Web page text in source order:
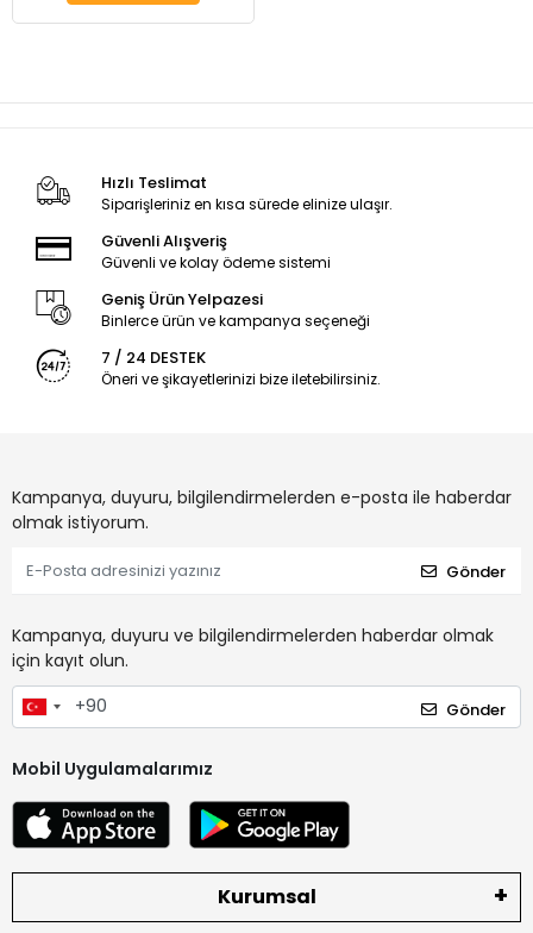
Hızlı Teslimat
Siparişleriniz en kısa sürede elinize ulaşır.
Güvenli Alışveriş
Güvenli ve kolay ödeme sistemi
Geniş Ürün Yelpazesi
Binlerce ürün ve kampanya seçeneği
7 / 24 DESTEK
Öneri ve şikayetlerinizi bize iletebilirsiniz.
Kampanya, duyuru, bilgilendirmelerden e-posta ile haberdar
olmak istiyorum.
Gönder
Kampanya, duyuru ve bilgilendirmelerden haberdar olmak
için kayıt olun.
Gönder
Mobil Uygulamalarımız
Kurumsal